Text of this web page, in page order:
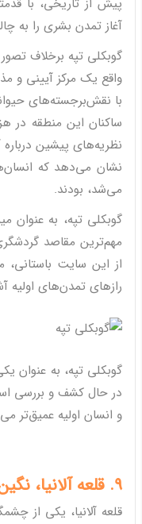
آغاز تمدن بشری را به
گوبکلی تپه برخلاف
واقع یک مرکز آیینی
با نقش‌برجسته‌های
ساکنان این منطقه در
نظریه‌های پیشین درباره
نشان می‌دهد که
می‌شد، بودند.
گوبکلی تپه، به عنوان
مهم‌ترین مقاصد
از این سایت باستانی،
رازهای تمدن‌های اولیه
گوبکلی تپه، به عنوان
در حال کشف و بررسی
و انسان اولیه عمیق‌تر
9. قلعه آلانیا، نگین دریای مدیترانه
قلعه آلانیا، یکی از